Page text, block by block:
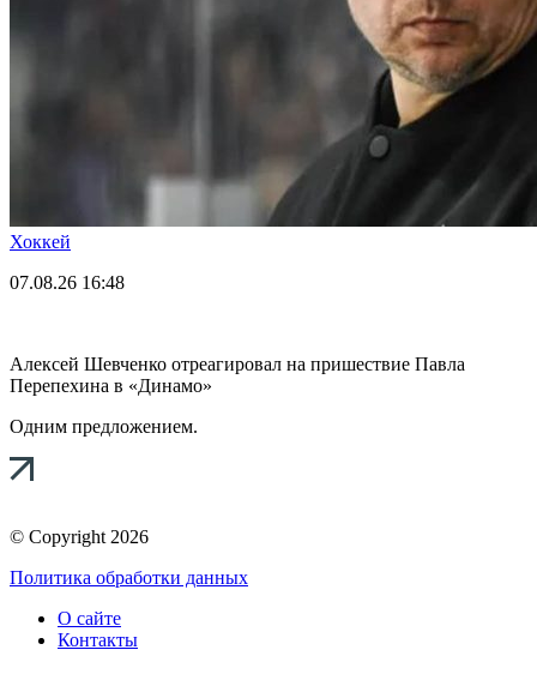
Хоккей
07.08.26 16:48
Алексей Шевченко отреагировал на пришествие Павла
Перепехина в «Динамо»
Одним предложением.
© Copyright 2026
Политика обработки данных
О сайте
Контакты